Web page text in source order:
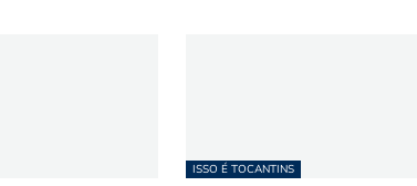
ISSO É TOCANTINS